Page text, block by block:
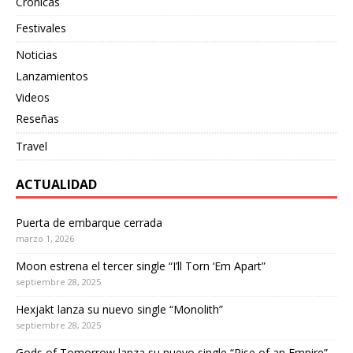
Festivales
Noticias
Lanzamientos
Videos
Reseñas
Travel
ACTUALIDAD
Puerta de embarque cerrada
marzo 1, 2026
Moon estrena el tercer single “I’ll Torn ‘Em Apart”
septiembre 28, 2025
Hexjakt lanza su nuevo single “Monolith”
septiembre 28, 2025